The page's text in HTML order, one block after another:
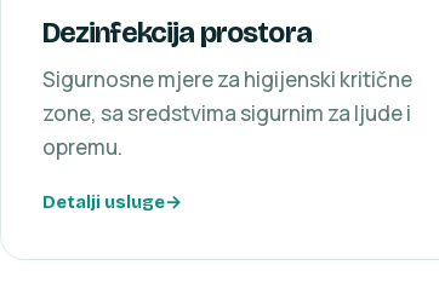
Dezinfekcija prostora
Sigurnosne mjere za higijenski kritične
zone, sa sredstvima sigurnim za ljude i
opremu.
Detalji usluge